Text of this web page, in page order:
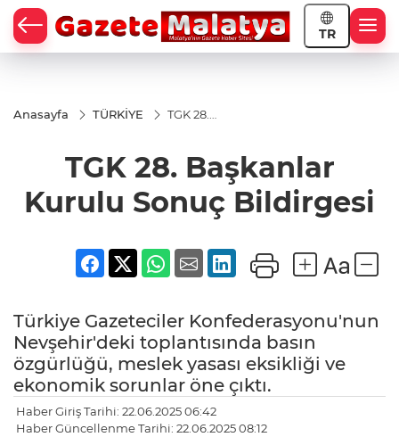
TR
Anasayfa TÜRKİYE
TGK 28.
Sonuç
Bildirgesi
TGK 28. Başkanlar
Kurulu Sonuç Bildirgesi
Türkiye Gazeteciler Konfederasyonu'nun
Nevşehir'deki toplantısında basın
özgürlüğü, meslek yasası eksikliği ve
ekonomik sorunlar öne çıktı.
Haber Giriş Tarihi: 22.06.2025 06:42
Haber Güncellenme Tarihi: 22.06.2025 08:12